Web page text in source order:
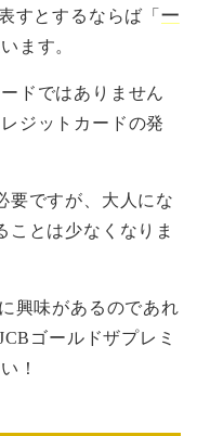
すとするならば「 一
ます。
ドではありません
ジットカードの発
要ですが、大人にな
ことは少なくなりま
興味があるのであれ
ゴールドザプレミ
！